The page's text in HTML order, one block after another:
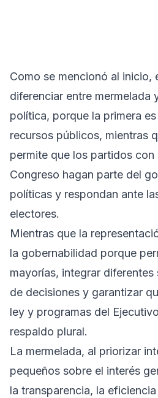
Como se mencionó al inicio,
diferenciar entre mermelada
política, porque la primera
recursos públicos, mientras
permite que los partidos con
Congreso hagan parte del
políticas y respondan ante
electores.
Mientras que la
la gobernabilidad porque
mayorías, integrar
de decisiones y garantizar
ley y programas del
respaldo plural.
La mermelada, al priorizar
pequeños sobre el interés
la transparencia, la